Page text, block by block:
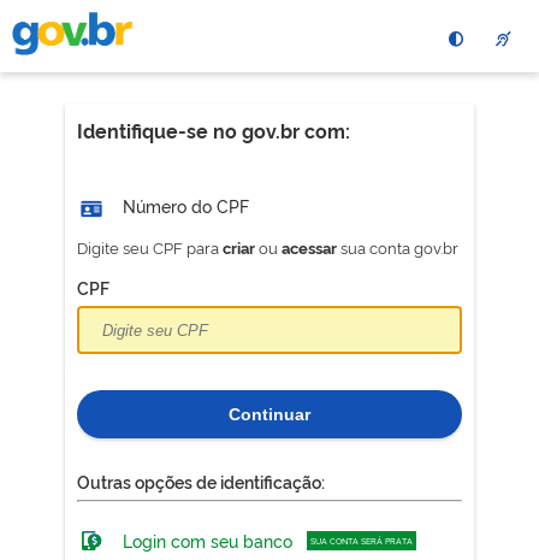
para
conteÃºdo
Identifique-se no gov.br com:
Número do CPF
Digite seu CPF paracriarou acessarsua conta gov.br
CPF
Continuar
Outras opções de identificação:
Login com seu banco SUA CONTA SERÁ PRATA